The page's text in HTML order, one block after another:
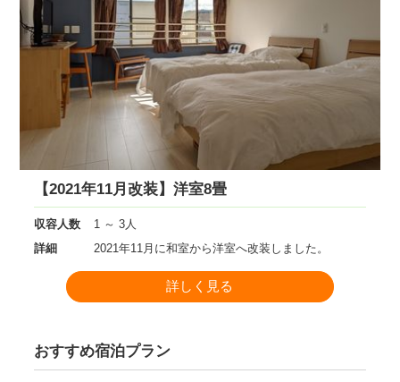
【2021年11月改装】洋室8畳
収容人数
1 ～ 3人
詳細
2021年11月に和室から洋室へ改装しました。
詳しく見る
おすすめ宿泊プラン